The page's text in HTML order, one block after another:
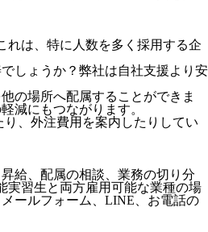
れは、特に人数を多く採用する企
しょうか？弊社は自社支援より安
の場所へ配属することができま
減にもつながります。
、外注費用を案内したりしてい
給、配属の相談、業務の切り分
実習生と両方雇用可能な業種の場
ールフォーム、LINE、お電話の